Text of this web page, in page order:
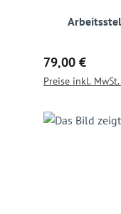
Regulärer Preis:
79,00 €
Preise inkl.